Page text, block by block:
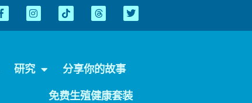
研究
分享你的故事
免费生殖健康套装